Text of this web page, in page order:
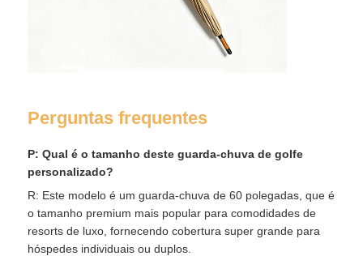
Perguntas frequentes
P: Qual é o tamanho deste guarda-chuva de golfe
personalizado?
R: Este modelo é um guarda-chuva de 60 polegadas, que é
o tamanho premium mais popular para comodidades de
resorts de luxo, fornecendo cobertura super grande para
hóspedes individuais ou duplos.